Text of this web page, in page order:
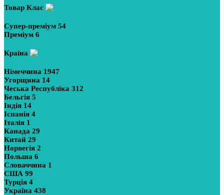
Товар Клас
Супер-преміум 54
Преміум 6
Країна
Німеччина 1947
Угорщина 14
Чеська Республіка 312
Бельгія 5
Індія 14
Іспанія 4
Італія 1
Канада 29
Китай 29
Норвегія 2
Польша 6
Словаччина 1
США 99
Турція 4
Україна 438